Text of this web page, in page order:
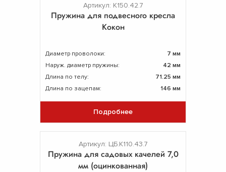
Артикул: К150.42.7
Пружина для подвесного кресла
Кокон
Диаметр проволоки:
7 мм
Наруж. диаметр пружины:
42 мм
Длина по телу:
71.25 мм
Длина по зацепам:
146 мм
Подробнее
Артикул: ЦБ.К110.43.7
Пружина для садовых качелей 7,0
мм (оцинкованная)